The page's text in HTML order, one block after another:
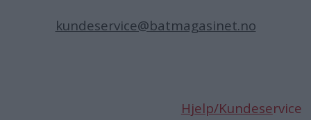
kundeservice@batmagasinet.no
Hjelp/Kundeservice